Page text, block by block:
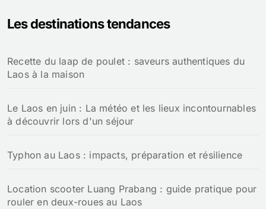
r
e
r
Les destinations tendances
Recette du laap de poulet : saveurs authentiques du
Laos à la maison
Le Laos en juin : La météo et les lieux incontournables
à découvrir lors d'un séjour
Typhon au Laos : impacts, préparation et résilience
Location scooter Luang Prabang : guide pratique pour
rouler en deux-roues au Laos